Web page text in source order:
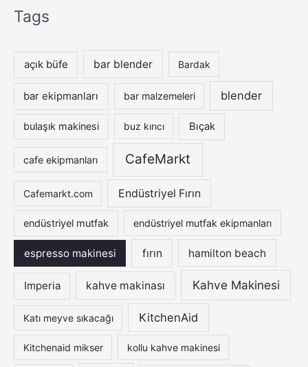
f
r
:
Tags
açık büfe bar blender Bardak
bar ekipmanları bar malzemeleri blender
bulaşık makinesi buz kırıcı Bıçak
cafe ekipmanları CafeMarkt
Cafemarkt.com Endüstriyel Fırın
endüstriyel mutfak endüstriyel mutfak ekipmanları
espresso makinesi fırın hamilton beach
Imperia kahve makinası Kahve Makinesi
Katı meyve sıkacağı KitchenAid
Kitchenaid mikser kollu kahve makinesi